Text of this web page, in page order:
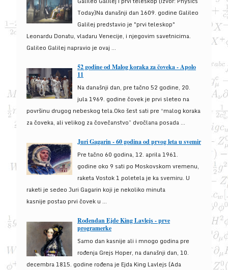
Today)Na današnji dan 1609. godine Galileo
Galilej predstavio je "prvi teleskop"
Leonardu Donatu, vladaru Venecije, i njegovim savetnicima.
Galileo Galilej napravio je ovaj ...
52 godine od Malog koraka za čoveka - Apolo
11
Na današnji dan, pre tačno 52 godine, 20.
jula 1969. godine čovek je prvi sleteo na
površinu drugog nebeskog tela.Oko šest sati pre “malog koraka
za čoveka, ali velikog za čovečanstvo” dvočlana posada ...
Juri Gagarin - 60 godina od prvog leta u svemir
Pre tačno 60 godina, 12. aprila 1961.
godine oko 9 sati po Moskovskom vremenu,
raketa Vostok 1 poletela je ka svemiru. U
raketi je sedeo Juri Gagarin koji je nekoliko minuta
kasnije postao prvi čovek u ...
Rođendan Ejde King Lavlejs - prve
programerke
Samo dan kasnije ali i mnogo godina pre
rođenja Grejs Hoper, na današnji dan, 10.
decembra 1815. godine rođena je Ejda King Lavlejs (Ada